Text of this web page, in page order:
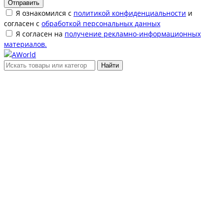
Отправить
Я ознакомился с политикой конфиденциальности и
согласен с обработкой персональных данных
Я согласен на получение рекламно-информационных
материалов.
Найти